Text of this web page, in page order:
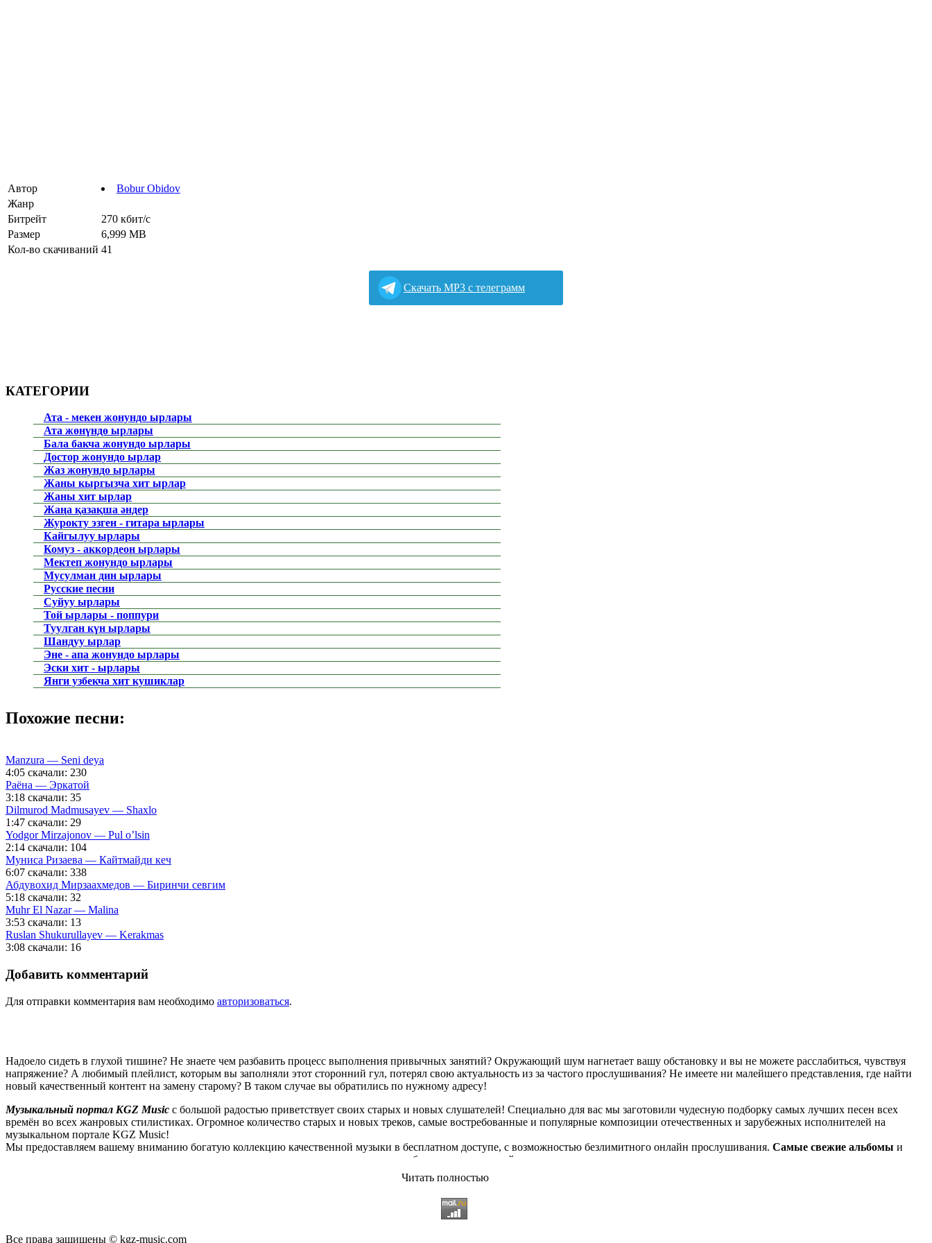
Автор
Bobur Obidov
Жанр
Битрейт
270 кбит/с
Размер
6,999 MB
Кол-во скачиваний 41
Cкачать MP3 с телеграмм
КАТЕГОРИИ
Ата - мекен жонундо ырлары
Ата жөнүндө ырлары
Бала бакча жонундо ырлары
Достор жонундо ырлар
Жаз жонундо ырлары
Жаны кыргызча хит ырлар
Жаны хит ырлар
Жаңа қазақша әндер
Журокту эзген - гитара ырлары
Кайгылуу ырлары
Комуз - аккордеон ырлары
Мектеп жонундо ырлары
Мусулман дин ырлары
Русские песни
Суйуу ырлары
Той ырлары - поппури
Туулган күн ырлары
Шандуу ырлар
Эне - апа жонундо ырлары
Эски хит - ырлары
Янги узбекча хит кушиклар
Похожие песни:
Manzura — Seni deya
4:05 скачали: 230
Раёна — Эркатой
3:18 скачали: 35
Dilmurod Madmusayev — Shaxlo
1:47 скачали: 29
Yodgor Mirzajonov — Pul o’lsin
2:14 скачали: 104
Муниса Ризаева — Кайтмайди кеч
6:07 скачали: 338
Абдувохид Мирзаахмедов — Биринчи севгим
5:18 скачали: 32
Muhr El Nazar — Malina
3:53 скачали: 13
Ruslan Shukurullayev — Kerakmas
3:08 скачали: 16
Добавить комментарий
Для отправки комментария вам необходимо авторизоваться.
Надоело сидеть в глухой тишине? Не знаете чем разбавить процесс выполнения привычных занятий? Окружающий шум нагнетает вашу обстановку и вы не можете расслабиться, чувствуя
напряжение? А любимый плейлист, которым вы заполняли этот сторонний гул, потерял свою актуальность из за частого прослушивания? Не имеете ни малейшего представления, где найти
новый качественный контент на замену старому? В таком случае вы обратились по нужному адресу!
Музыкальный портал KGZ Music с большой радостью приветствует своих старых и новых слушателей! Специально для вас мы заготовили чудесную подборку самых лучших песен всех
времён во всех жанровых стилистиках. Огромное количество старых и новых треков, самые востребованные и популярные композиции отечественных и зарубежных исполнителей на
музыкальном портале KGZ Music!
Мы предоставляем вашему вниманию богатую коллекцию качественной музыки в бесплатном доступе, с возможностью безлимитного онлайн прослушивания. Самые свежие альбомы и
любимых исполнителей, и актуальные, всеми известные композиции старых времен.
Регулярные обновления, постоянные новинки, большой музыкальный ассортимент на любой вкус, и все это только на платформе KGZ Music. Наша команда с большой ответственностью
в различных музыкальных направлениях.
Мы предоставляем вам бесплатный доступ к первоклассному, тщательно подобранному контенту, и предлагаем вам возможность предварительного прослушивания перед загрузкой. Мы также
Читать полностью
Все права защищены © kgz-music.com